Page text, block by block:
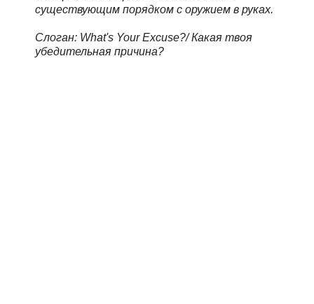
существующим порядком с оружием в руках.
Слоган: What's Your Excuse?/ Какая твоя
убедительная причина?